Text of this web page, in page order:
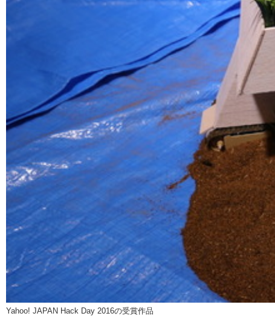
Yahoo! JAPAN Hack Day 2016の受賞作品